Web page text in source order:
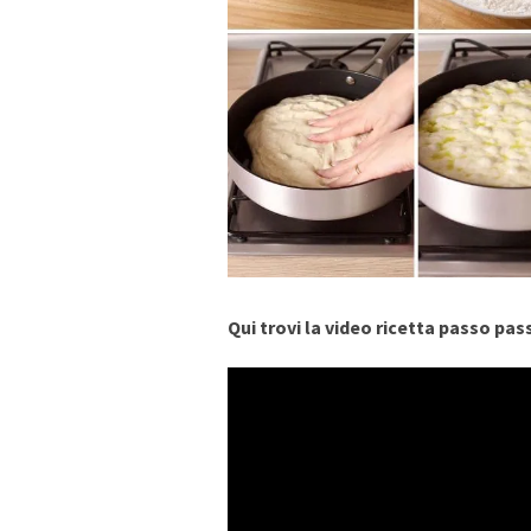
Qui trovi la video ricetta passo